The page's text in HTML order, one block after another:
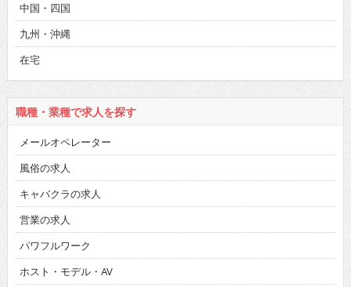
中国・四国
九州・沖縄
在宅
職種・業種で求人を探す
メールオペレーター
風俗の求人
キャバクラの求人
営業の求人
パワフルワーク
ホスト・モデル・AV